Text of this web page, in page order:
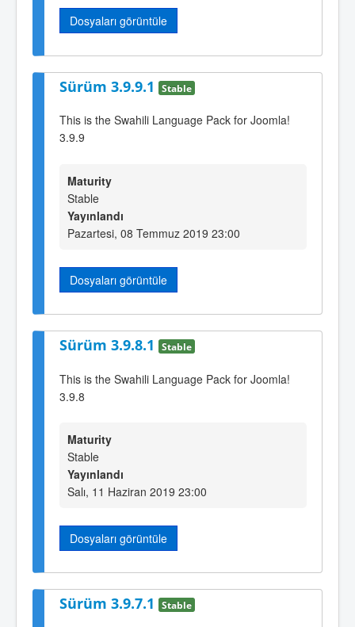
Dosyaları görüntüle
Sürüm 3.9.9.1 Stable
This is the Swahili Language Pack for Joomla!
3.9.9
Maturity
Stable
Yayınlandı
Pazartesi, 08 Temmuz 2019 23:00
Dosyaları görüntüle
Sürüm 3.9.8.1 Stable
This is the Swahili Language Pack for Joomla!
3.9.8
Maturity
Stable
Yayınlandı
Salı, 11 Haziran 2019 23:00
Dosyaları görüntüle
Sürüm 3.9.7.1 Stable